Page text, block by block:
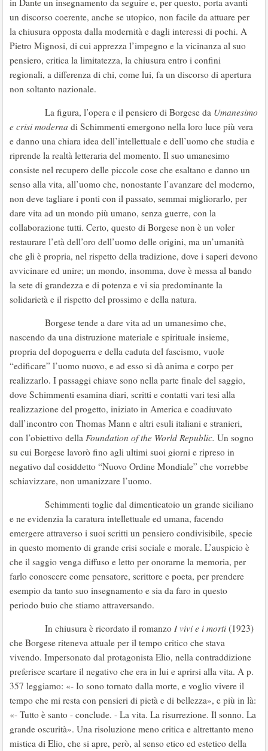
in Dante un insegnamento da seguire e, per questo, porta avanti
un discorso coerente, anche se utopico, non facile da attuare per
la chiusura opposta dalla modernità e dagli interessi di pochi. A
Pietro Mignosi, di cui apprezza l’impegno e la vicinanza al suo
pensiero, critica la limitatezza, la chiusura entro i confini
regionali, a differenza di chi, come lui, fa un discorso di apertura
non soltanto nazionale.
La figura, l’opera e il pensiero di Borgese da Umanesimo
e crisi moderna di Schimmenti emergono nella loro luce più vera
e danno una chiara idea dell’intellettuale e dell’uomo che studia e
riprende la realtà letteraria del momento. Il suo umanesimo
consiste nel recupero delle piccole cose che esaltano e danno un
senso alla vita, all’uomo che, nonostante l’avanzare del moderno,
non deve tagliare i ponti con il passato, semmai migliorarlo, per
dare vita ad un mondo più umano, senza guerre, con la
collaborazione tutti. Certo, questo di Borgese non è un voler
restaurare l’età dell’oro dell’uomo delle origini, ma un’umanità
che gli è propria, nel rispetto della tradizione, dove i saperi devono
avvicinare ed unire; un mondo, insomma, dove è messa al bando
la sete di grandezza e di potenza e vi sia predominante la
solidarietà e il rispetto del prossimo e della natura.
Borgese tende a dare vita ad un umanesimo che,
nascendo da una distruzione materiale e spirituale insieme,
propria del dopoguerra e della caduta del fascismo, vuole
“edificare” l’uomo nuovo, e ad esso si dà anima e corpo per
realizzarlo. I passaggi chiave sono nella parte finale del saggio,
dove Schimmenti esamina diari, scritti e contatti vari tesi alla
realizzazione del progetto, iniziato in America e coadiuvato
dall’incontro con Thomas Mann e altri esuli italiani e stranieri,
con l’obiettivo della Foundation of the World Republic. Un sogno
su cui Borgese lavorò fino agli ultimi suoi giorni e ripreso in
negativo dal cosiddetto “Nuovo Ordine Mondiale” che vorrebbe
schiavizzare, non umanizzare l’uomo.
Schimmenti toglie dal dimenticatoio un grande siciliano
e ne evidenzia la caratura intellettuale ed umana, facendo
emergere attraverso i suoi scritti un pensiero condivisibile, specie
in questo momento di grande crisi sociale e morale. L’auspicio è
che il saggio venga diffuso e letto per onorarne la memoria, per
farlo conoscere come pensatore, scrittore e poeta, per prendere
esempio da tanto suo insegnamento e sia da faro in questo
periodo buio che stiamo attraversando.
In chiusura è ricordato il romanzo I vivi e i morti (1923)
che Borgese riteneva attuale per il tempo critico che stava
vivendo. Impersonato dal protagonista Elio, nella contraddizione
preferisce scartare il negativo che era in lui e aprirsi alla vita. A p.
357 leggiamo: «- Io sono tornato dalla morte, e voglio vivere il
tempo che mi resta con pensieri di pietà e di bellezza», e più in là:
«- Tutto è santo - conclude. - La vita. La risurrezione. Il sonno. La
grande oscurità». Una risoluzione meno critica e altrettanto meno
mistica di Elio, che si apre, però, al senso etico ed estetico della